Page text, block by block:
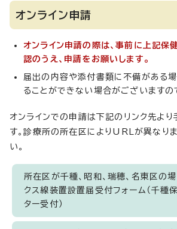
オンライン申請
オンライン申請の際は、事前に上記保
認のうえ、申請をお願いします。
届出の内容や添付書類に不備がある
ることができない場合がございますの
オンラインでの申請は下記のリンク先よ
す。診療所の所在区によりURLが異なり
い。
所在区が千種、昭和、瑞穂、名東区の場
クス線装置設置届受付フォーム（千種
ター受付）